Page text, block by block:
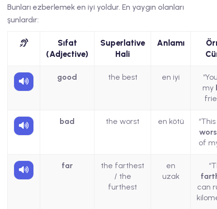
Bunları ezberlemek en iyi yoldur. En yaygın olanları
şunlardır:
Sıfat
(Adjective)
Superlative
Hali
Anlamı
good the best en iyi
my
bad the worst en kötü
of
far
the farthest
/ the
furthest
en
uzak
can